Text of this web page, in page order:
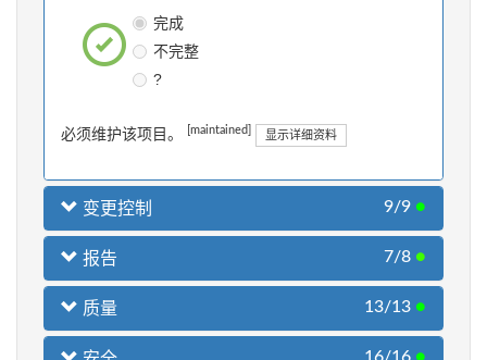
完成
不完整
?
必须维护该项目。 [maintained] 显示详细资料
变更控制 9/9 ●
报告 7/8 ●
质量 13/13 ●